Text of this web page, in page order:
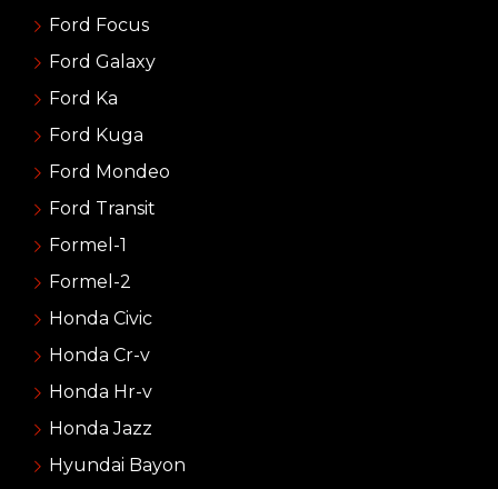
Ford Focus
Ford Galaxy
Ford Ka
Ford Kuga
Ford Mondeo
Ford Transit
Formel-1
Formel-2
Honda Civic
Honda Cr-v
Honda Hr-v
Honda Jazz
Hyundai Bayon